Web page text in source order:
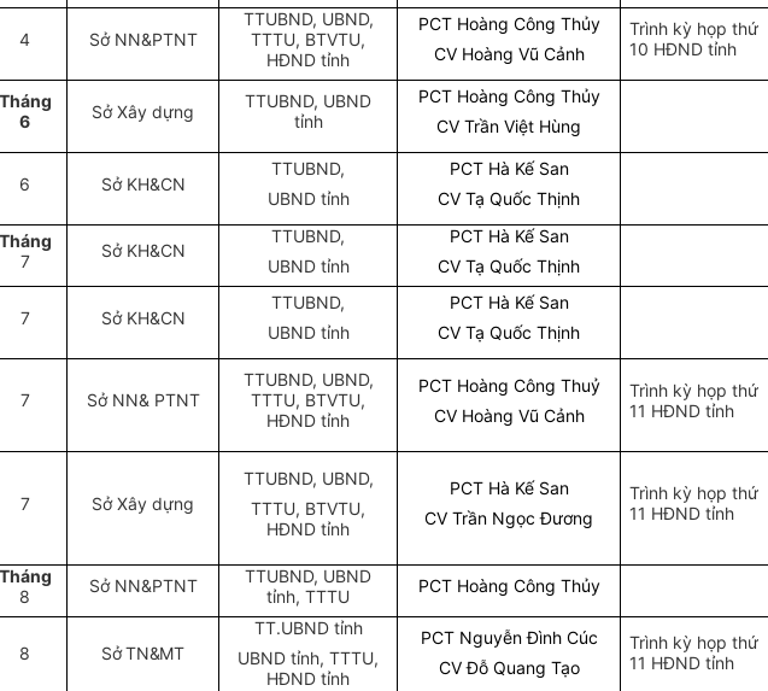
4 Sở NN&PTNT
TTUBND, UBND,
TTTU, BTVTU,
HĐND tỉnh
PCT Hoàng Công Thủy
CV Hoàng Vũ Cảnh
Trình kỳ họp thứ
10 HĐND tỉnh
Tháng
6
Sở Xây dựng
TTUBND, UBND
tỉnh
PCT Hoàng Công Thủy
CV Trần Việt Hùng
6 Sở KH&CN
TTUBND,
UBND tỉnh
PCT Hà Kế San
CV Tạ Quốc Thịnh
Tháng
7
Sở KH&CN
TTUBND,
UBND tỉnh
PCT Hà Kế San
CV Tạ Quốc Thịnh
7 Sở KH&CN
TTUBND,
UBND tỉnh
PCT Hà Kế San
CV Tạ Quốc Thịnh
7 Sở NN& PTNT
TTUBND, UBND,
TTTU, BTVTU,
HĐND tỉnh
PCT Hoàng Công Thuỷ
CV Hoàng Vũ Cảnh
Trình kỳ họp thứ
11 HĐND tỉnh
7 Sở Xây dựng
TTUBND, UBND,
TTTU, BTVTU,
HĐND tỉnh
PCT Hà Kế San
CV Trần Ngọc Đương
Trình kỳ họp thứ
11 HĐND tỉnh
Tháng
8
Sở NN&PTNT
TTUBND, UBND
tỉnh, TTTU
PCT Hoàng Công Thủy
8 Sở TN&MT
TT.UBND tỉnh
UBND tỉnh, TTTU,
HĐND tỉnh
PCT Nguyễn Đình Cúc
CV Đỗ Quang Tạo
Trình kỳ họp thứ
11 HĐND tỉnh